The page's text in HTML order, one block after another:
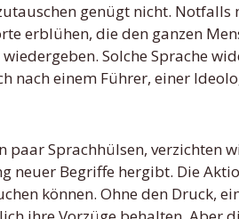
genügt nicht. Notfalls
erblühen, die den ganzen
Solche Sprache
nach einem Führer, einer
paar Sprachhülsen, verzichten
neuer Begriffe hergibt. Die
können. Ohne den Druck,